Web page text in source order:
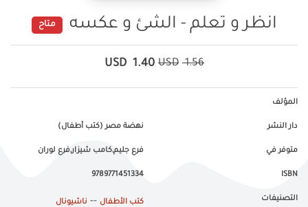
انظر و تعلم - الشئ و عكسه متاح
1.56
USD
1.40
USD
المؤلف
دار النشر نهضة مصر (كتب أطفال)
متوفر في فرع جليم,كامب شيزار,فرع لوران
ISBN
9789771451334
التصنيفات كتب الأطفال -- ناشيونال